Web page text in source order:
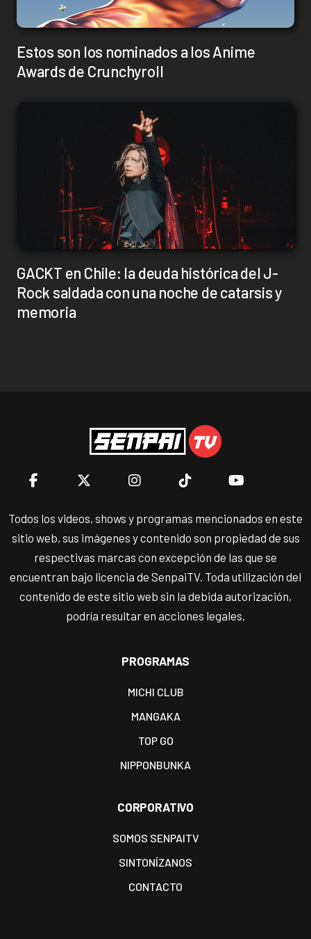
Estos son los nominados a los Anime
Awards de Crunchyroll
GACKT en Chile: la deuda histórica del J-
Rock saldada con una noche de catarsis y
memoria
Todos los videos, shows y programas mencionados en este
sitio web, sus imágenes y contenido son propiedad de sus
respectivas marcas con excepción de las que se
encuentran bajo licencia de SenpaiTV. Toda utilización del
contenido de este sitio web sin la debida autorización,
podría resultar en acciones legales.
PROGRAMAS
MICHI CLUB
MANGAKA
TOP GO
NIPPONBUNKA
CORPORATIVO
SOMOS SENPAITV
SINTONÍZANOS
CONTACTO